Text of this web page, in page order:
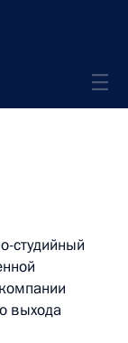
студийный
выхода